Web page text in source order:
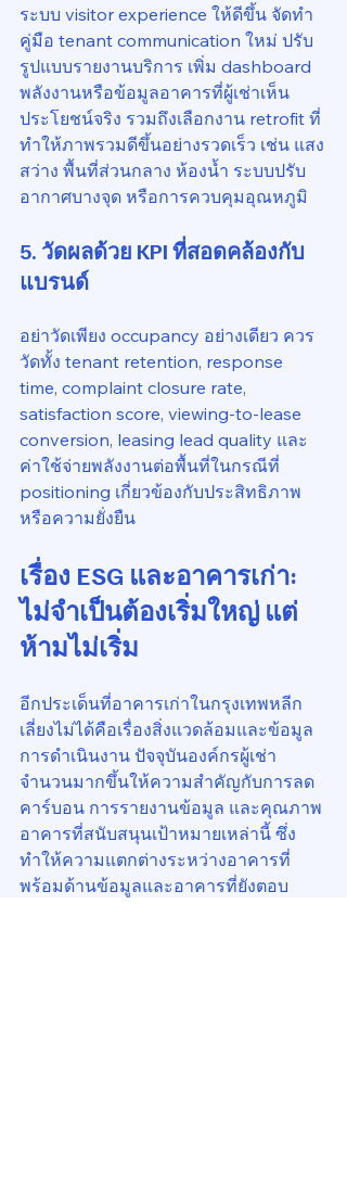
ระบบ visitor experience ให้ดีขึ้น จัดทำ
คู่มือ tenant communication ใหม่ ปรับ
รูปแบบรายงานบริการ เพิ่ม dashboard
พลังงานหรือข้อมูลอาคารที่ผู้เช่าเห็น
ประโยชน์จริง รวมถึงเลือกงาน retrofit ที่
ทำให้ภาพรวมดีขึ้นอย่างรวดเร็ว เช่น แสง
สว่าง พื้นที่ส่วนกลาง ห้องน้ำ ระบบปรับ
อากาศบางจุด หรือการควบคุมอุณหภูมิ
5. วัดผลด้วย KPI ที่สอดคล้องกับ
แบรนด์
อย่าวัดเพียง occupancy อย่างเดียว ควร
วัดทั้ง tenant retention, response
time, complaint closure rate,
satisfaction score, viewing-to-lease
conversion, leasing lead quality และ
ค่าใช้จ่ายพลังงานต่อพื้นที่ในกรณีที่
positioning เกี่ยวข้องกับประสิทธิภาพ
หรือความยั่งยืน
เรื่อง ESG และอาคารเก่า:
ไม่จำเป็นต้องเริ่มใหญ่ แต่
ห้ามไม่เริ่ม
อีกประเด็นที่อาคารเก่าในกรุงเทพหลีก
เลี่ยงไม่ได้คือเรื่องสิ่งแวดล้อมและข้อมูล
การดำเนินงาน ปัจจุบันองค์กรผู้เช่า
จำนวนมากขึ้นให้ความสำคัญกับการลด
คาร์บอน การรายงานข้อมูล และคุณภาพ
อาคารที่สนับสนุนเป้าหมายเหล่านี้ ซึ่ง
ทำให้ความแตกต่างระหว่างอาคารที่
พร้อมด้านข้อมูลและอาคารที่ยังตอบ